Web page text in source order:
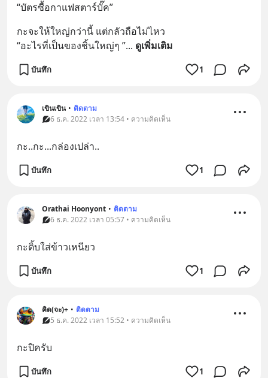
“บัตรซื้อกาแฟสตาร์บั๊ค”
กะจะให้ใหญ่กว่านี้ แต่กลัวถือไม่ไหว
“อะไรที่เป็นของชิ้นใหญ่ๆ ”... ดูเพิ่มเติม
บันทึก 1
เขินเขิน • ติดตาม
6 ธ.ค. 2022 เวลา 13:54 • ความคิดเห็น
กะ..กะ...กล่องเปล่า..
บันทึก 1
Orathai Hoonyont • ติดตาม
6 ธ.ค. 2022 เวลา 05:57 • ความคิดเห็น
กะติ้บใส่ข้าวเหนียว
บันทึก 1
คิด(จะ)+ • ติดตาม
5 ธ.ค. 2022 เวลา 15:52 • ความคิดเห็น
กะปิครับ
บันทึก 1